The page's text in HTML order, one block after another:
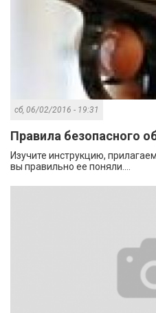
сб, 06/02/2016 - 19:31
Правила безопасного
Изучите инструкцию,
вы правильно ее поняли....